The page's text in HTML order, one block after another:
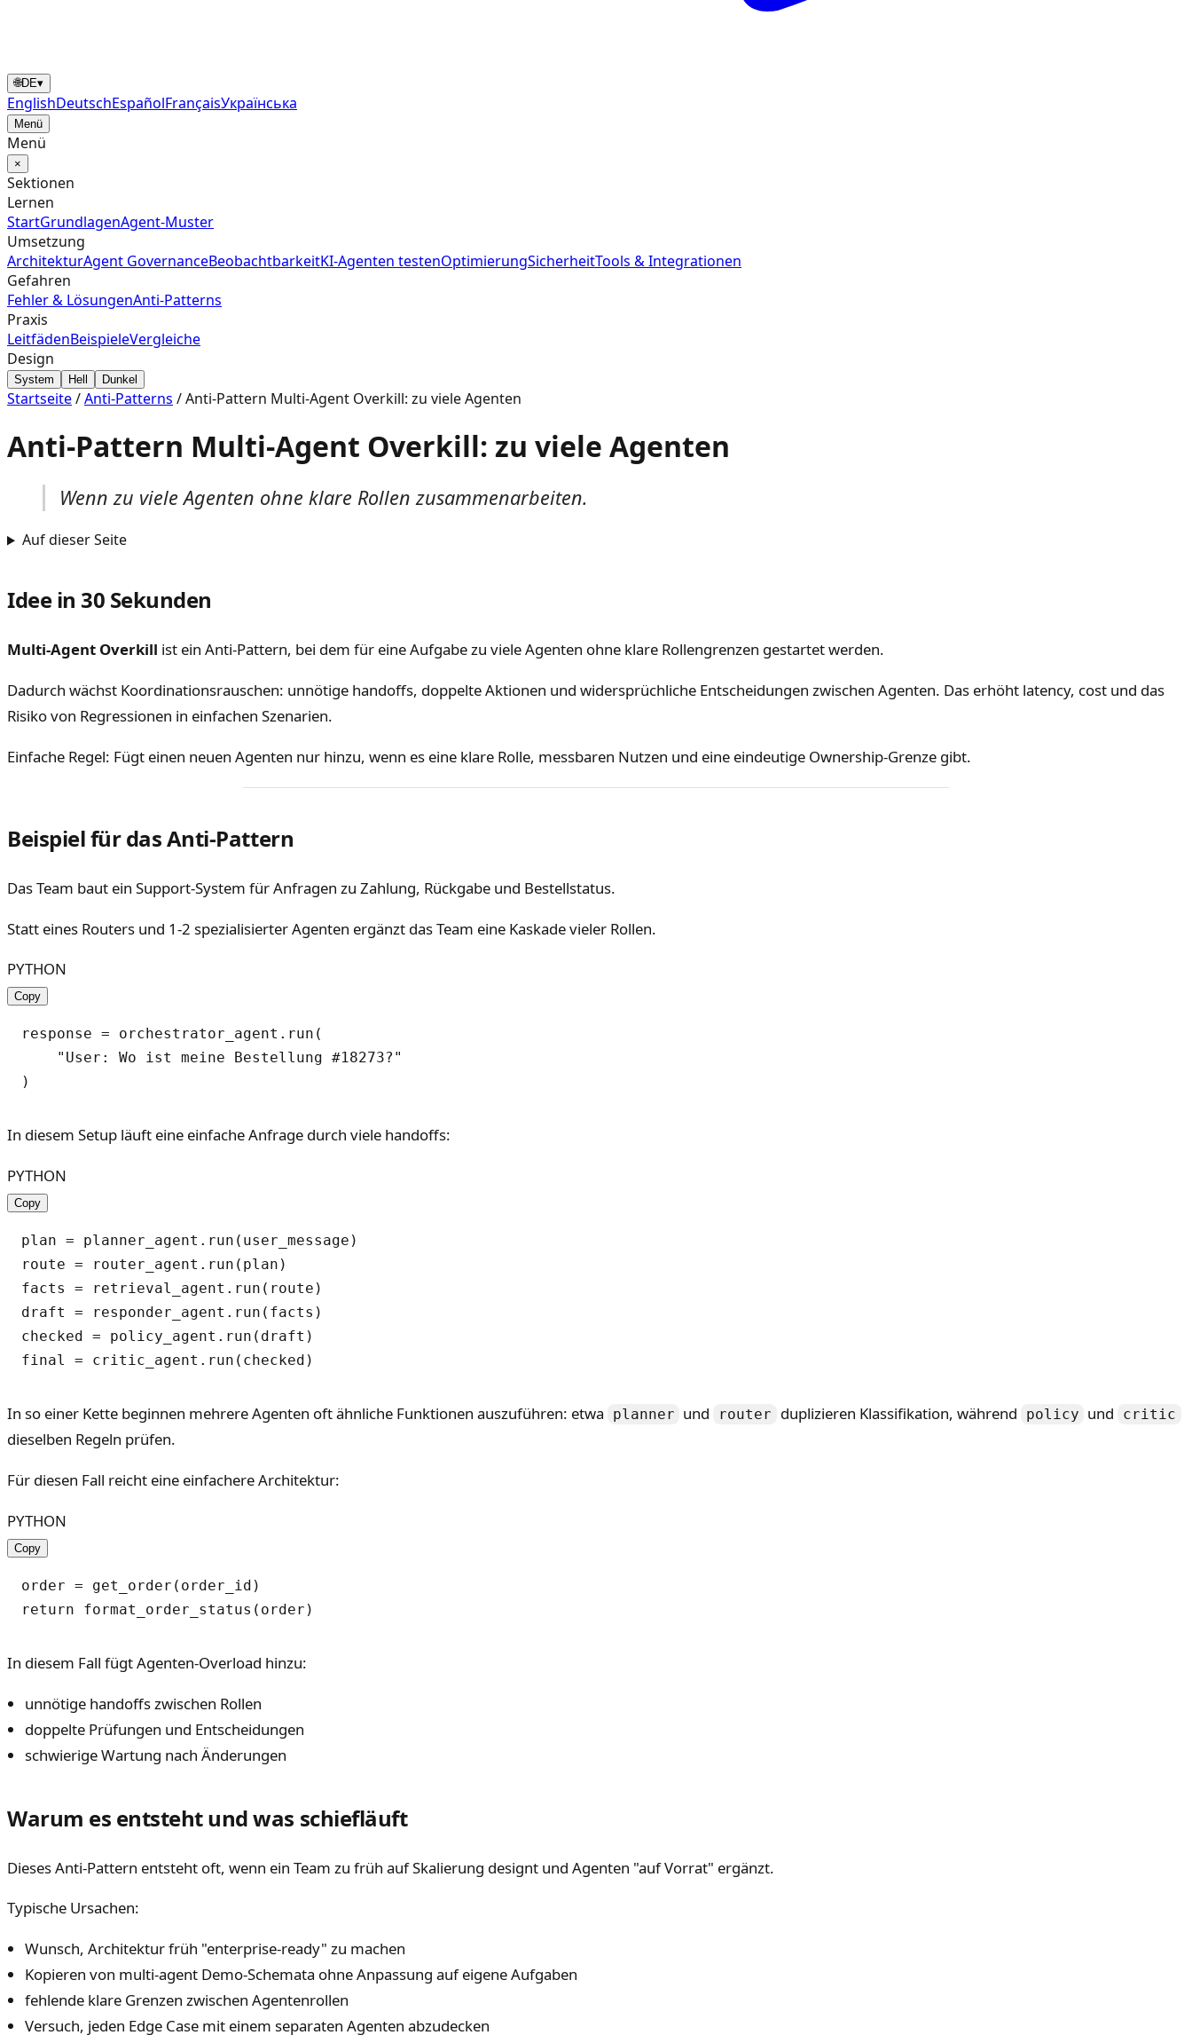
🌐DE▾
EnglishDeutschEspañolFrançaisУкраїнська
Menü
Menü
×
Sektionen
Lernen
StartGrundlagenAgent‑Muster
Umsetzung
ArchitekturAgent GovernanceBeobachtbarkeitKI-Agenten testenOptimierungSicherheitTools & Integrationen
Gefahren
Fehler & LösungenAnti-Patterns
Praxis
LeitfädenBeispieleVergleiche
Design
System Hell Dunkel
Startseite/Anti-Patterns /Anti-Pattern Multi-Agent Overkill: zu viele Agenten
Anti-Pattern Multi-Agent Overkill: zu viele Agenten
Wenn zu viele Agenten ohne klare Rollen zusammenarbeiten.
Auf dieser Seite
Idee in 30 Sekunden
Multi-Agent Overkill ist ein Anti-Pattern, bei dem für eine Aufgabe zu viele Agenten ohne klare Rollengrenzen gestartet werden.
Dadurch wächst Koordinationsrauschen: unnötige handoffs, doppelte Aktionen und widersprüchliche Entscheidungen zwischen Agenten. Das erhöht latency, cost und das
Risiko von Regressionen in einfachen Szenarien.
Einfache Regel: Fügt einen neuen Agenten nur hinzu, wenn es eine klare Rolle, messbaren Nutzen und eine eindeutige Ownership-Grenze gibt.
Beispiel für das Anti-Pattern
Das Team baut ein Support-System für Anfragen zu Zahlung, Rückgabe und Bestellstatus.
Statt eines Routers und 1-2 spezialisierter Agenten ergänzt das Team eine Kaskade vieler Rollen.
PYTHON
Copy
response = orchestrator_agent.run(
    "User: Wo ist meine Bestellung #18273?"
In diesem Setup läuft eine einfache Anfrage durch viele handoffs:
PYTHON
Copy
plan = planner_agent.run(user_message)
route = router_agent.run(plan)
facts = retrieval_agent.run(route)
draft = responder_agent.run(facts)
checked = policy_agent.run(draft)
In so einer Kette beginnen mehrere Agenten oft ähnliche Funktionen auszuführen: etwa planner und router duplizieren Klassifikation, während policy und critic
dieselben Regeln prüfen.
Für diesen Fall reicht eine einfachere Architektur:
PYTHON
Copy
order = get_order(order_id)
In diesem Fall fügt Agenten-Overload hinzu:
unnötige handoffs zwischen Rollen
doppelte Prüfungen und Entscheidungen
schwierige Wartung nach Änderungen
Warum es entsteht und was schiefläuft
Dieses Anti-Pattern entsteht oft, wenn ein Team zu früh auf Skalierung designt und Agenten "auf Vorrat" ergänzt.
Typische Ursachen:
Wunsch, Architektur früh "enterprise-ready" zu machen
Kopieren von multi-agent Demo-Schemata ohne Anpassung auf eigene Aufgaben
fehlende klare Grenzen zwischen Agentenrollen
Versuch, jeden Edge Case mit einem separaten Agenten abzudecken